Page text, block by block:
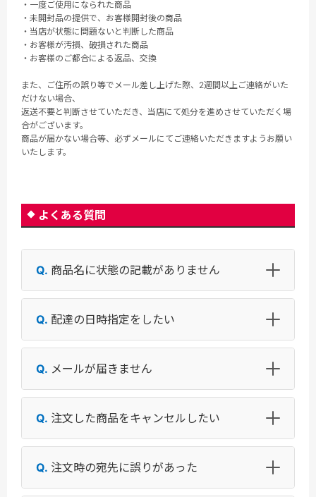
・一度ご使用になられた商品
・未開封品の提供で、お客様開封後の商品
・当店が状態に問題ないと判断した商品
・お客様が汚損、破損された商品
・お客様のご都合による返品、交換
また、ご住所の誤り等でメール差し上げた際、2週間以上ご連絡がいた
だけない場合、
返送不要と判断させていただき、当店にて処分を進めさせていただく場
合がございます。
商品が届かない場合等、必ずメールにてご連絡いただきますようお願い
いたします。
よくある質問
商品名に状態の記載がありません
配達の日時指定をしたい
メールが届きません
注文した商品をキャンセルしたい
注文時の宛先に誤りがあった